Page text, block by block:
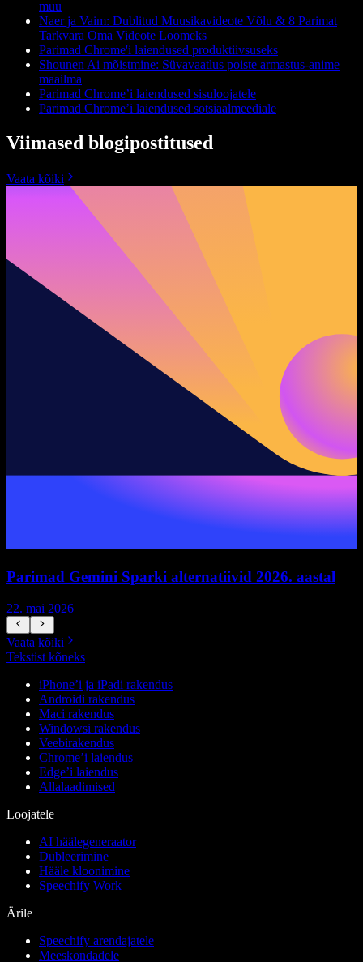
muu
Naer ja Vaim: Dublitud Muusikavideote Võlu & 8 Parimat
Tarkvara Oma Videote Loomeks
Parimad Chrome'i laiendused produktiivsuseks
Shounen Ai mõistmine: Süvavaatlus poiste armastus-anime
maailma
Parimad Chrome’i laiendused sisuloojatele
Parimad Chrome’i laiendused sotsiaalmeediale
Viimased blogipostitused
Vaata kõiki
Parimad Gemini Sparki alternatiivid 2026. aastal
22. mai 2026
Vaata kõiki
Tekstist kõneks
iPhone’i ja iPadi rakendus
Androidi rakendus
Maci rakendus
Windowsi rakendus
Veebirakendus
Chrome’i laiendus
Edge’i laiendus
Allalaadimised
Loojatele
AI häälegeneraator
Dubleerimine
Hääle kloonimine
Speechify Work
Ärile
Speechify arendajatele
Meeskondadele